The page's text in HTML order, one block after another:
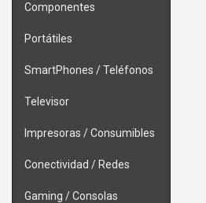
Componentes
Portátiles
SmartPhones / Teléfonos
Televisor
Impresoras / Consumibles
Conectividad / Redes
Gaming / Consolas